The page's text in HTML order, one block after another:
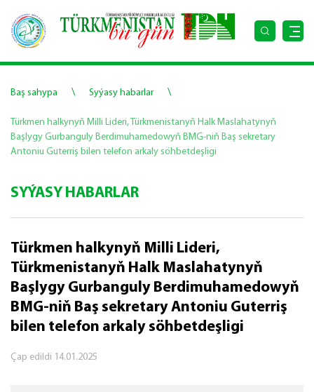
Baş sahypa \ Syýasy habarlar \
Türkmen halkynyň Milli Lideri, Türkmenistanyň Halk Maslahatynyň
Başlygy Gurbanguly Berdimuhamedowyň BMG-niň Baş sekretary
Antoniu Guterriş bilen telefon arkaly söhbetdeşligi
SYÝASY HABARLAR
Türkmen halkynyň Milli Lideri,
Türkmenistanyň Halk Maslahatynyň
Başlygy Gurbanguly Berdimuhamedowyň
BMG-niň Baş sekretary Antoniu Guterriş
bilen telefon arkaly söhbetdeşligi
Çap edildi 14.01.2025